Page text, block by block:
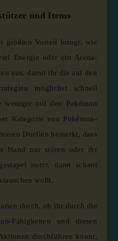
und Items
größten Vorteil bringt, wie
Energie oder ein Arena-
aus, damit ihr die auf den
möglichst schnell
weniger mit den Pokémon
Kategorie von Pokémon-
Duellen bemerkt, dass
Hand nur stören oder ihr
nutzt, dann schaut
wollt.
durch, ob ihr durch die
Fähigkeiten und diesen
durchführen könnt,